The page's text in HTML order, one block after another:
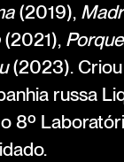
(2019),
(2021),
(2023).
russa
8º